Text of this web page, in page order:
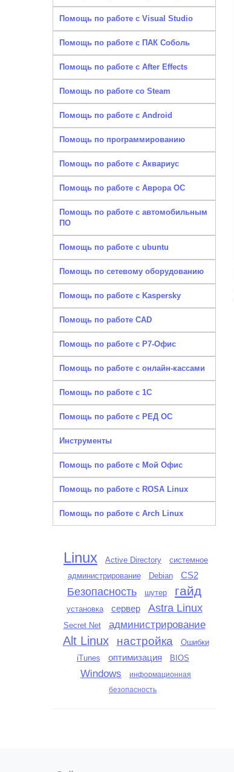
Помощь по работе с Visual Studio
Помощь по работе с ПАК Соболь
Помощь по работе с After Effects
Помощь по работе со Steam
Помощь по работе с Android
Помощь по программированию
Помощь по работе с Аквариус
Помощь по работе с Аврора ОС
Помощь по работе с автомобильным
ПО
Помощь по работе с ubuntu
Помощь по сетевому оборудованию
Помощь по работе с Kaspersky
Помощь по работе CAD
Помощь по работе с Р7-Офис
Помощь по работе с онлайн-кассами
Помощь по работе с 1С
Помощь по работе с РЕД ОС
Инструменты
Помощь по работе с Мой Офис
Помощь по работе с ROSA Linux
Помощь по работе с Arch Linux
Linux Active Directory
системное
администрирование
Debian CS2
Безопасность шутер гайд
установка сервер Astra Linux
Secret Net администрирование
Alt Linux настройка
Ошибки
iTunes
оптимизация BIOS
Windows
информационная
безопасность